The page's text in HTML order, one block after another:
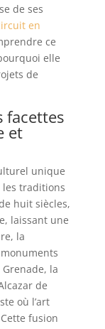
de ses
en
ce
elle
de
facettes
et
unique
les traditions
huit siècles,
laissant une
la
la
de
où l’art
fusion